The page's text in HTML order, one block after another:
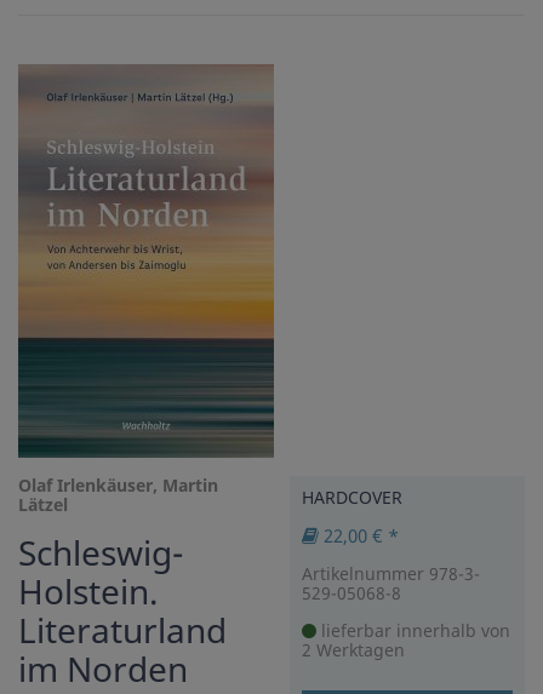
Olaf Irlenkäuser, Martin
Lätzel
Schleswig-
Holstein.
Literaturland
im Norden
HARDCOVER
22,00 € *
Artikelnummer 978-3-
529-05068-8
lieferbar innerhalb von
2 Werktagen